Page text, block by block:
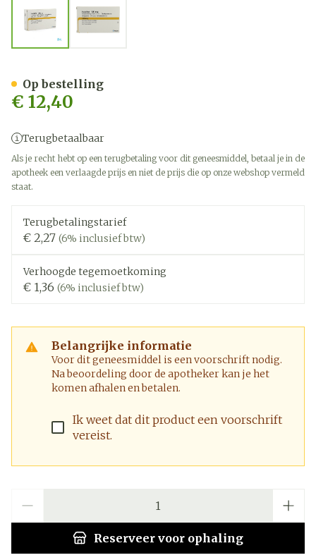
€ 12,40
Terugbetaalbaar
Als je recht hebt op een terugbetaling voor dit geneesmiddel, betaal je in de
apotheek een verlaagde prijs en niet de prijs die op onze webshop vermeld
staat.
Terugbetalingstarief
€ 2,27 (6% inclusief btw)
Verhoogde tegemoetkoming
€ 1,36 (6% inclusief btw)
Belangrijke informatie
Voor dit geneesmiddel is een voorschrift nodig.
Na beoordeling door de apotheker kan je het
komen afhalen en betalen.
Ik weet dat dit product een voorschrift
vereist.
Reserveer voor ophaling
Op bestelling